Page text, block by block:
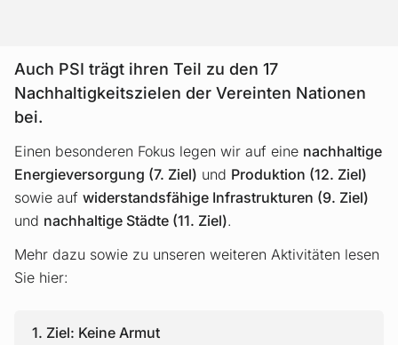
Auch PSI trägt ihren Teil zu den 17
Nachhaltigkeitszielen der Vereinten Nationen
bei.
Einen besonderen Fokus legen wir auf eine nachhaltige
Energieversorgung (7. Ziel) und Produktion (12. Ziel)
sowie auf widerstandsfähige Infrastrukturen (9. Ziel)
und nachhaltige Städte (11. Ziel).
Mehr dazu sowie zu unseren weiteren Aktivitäten lesen
Sie hier:
1. Ziel: Keine Armut